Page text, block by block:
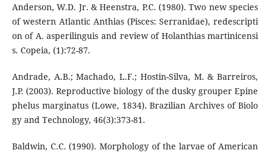
Anderson, W.D. Jr. & Heenstra, P.C. (1980). Two new species
of western Atlantic Anthias (Pisces: Serranidae), redescripti
on of A. asperilinguis and review of Holanthias martinicensi
s. Copeia, (1):72-87.
Andrade, A.B.; Machado, L.F.; Hostin-Silva, M. & Barreiros,
J.P. (2003). Reproductive biology of the dusky grouper Epine
phelus marginatus (Lowe, 1834). Brazilian Archives of Biolo
gy and Technology, 46(3):373-81.
Baldwin, C.C. (1990). Morphology of the larvae of American